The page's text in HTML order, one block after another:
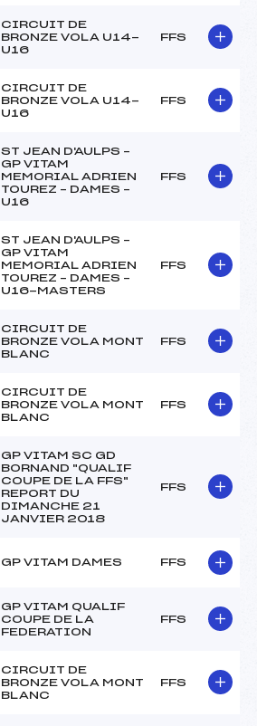
CIRCUIT DE
BRONZE VOLA U14-
U16
FFS
CIRCUIT DE
BRONZE VOLA U14-
U16
FFS
ST JEAN D'AULPS –
GP VITAM
MEMORIAL ADRIEN
TOUREZ – DAMES –
U16
FFS
ST JEAN D'AULPS –
GP VITAM
MEMORIAL ADRIEN
TOUREZ – DAMES –
U16-MASTERS
FFS
CIRCUIT DE
BRONZE VOLA MONT
BLANC
FFS
CIRCUIT DE
BRONZE VOLA MONT
BLANC
FFS
GP VITAM SC GD
BORNAND "QUALIF
COUPE DE LA FFS"
REPORT DU
DIMANCHE 21
JANVIER 2018
FFS
GP VITAM DAMES FFS
GP VITAM QUALIF
COUPE DE LA
FEDERATION
FFS
CIRCUIT DE
BRONZE VOLA MONT
BLANC
FFS